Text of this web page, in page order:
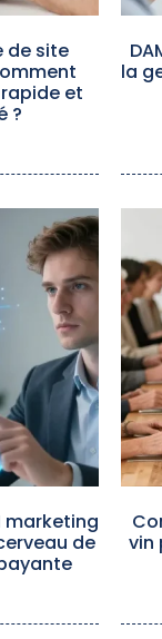
de site
et
?
la
marketing
de
vin